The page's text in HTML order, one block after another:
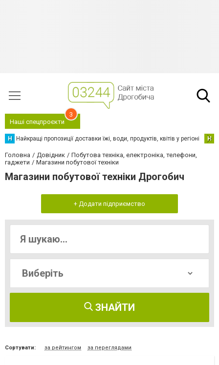
Наші спецпроєкти
3
Н Найкращі пропозиції доставки їжі, води, продуктів, квітів у регіоні Н
Головна Довідник
Побутова техніка, електроніка, телефони,
гаджети
Магазини побутової техніки
Магазини побутової техніки Дрогобич
+ Додати підприємство
ЗНАЙТИ
Сортувати: за рейтингом за переглядами